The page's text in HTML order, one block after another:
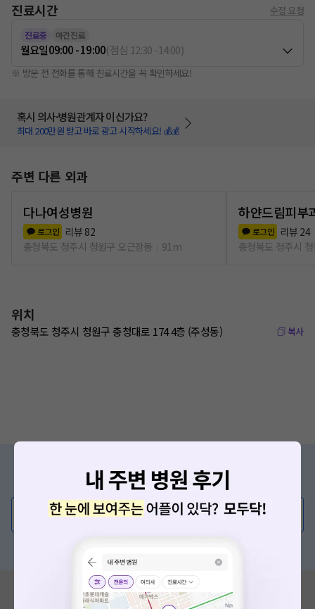
진료시간 수정 요청
진료중 야간진료
월요일09:00 - 19:00(점심 12:30-14:00)
※ 방문 전 전화를 통해 진료시간을 꼭 확인하세요!
혹시 의사·병원관계자 이신가요?
최대 200만원 받고 바로 광고 시작하세요! 💰💰
주변 다른 외과
다나여성병원
로그인 리뷰 82
충청북도 청주시 청원구 오근장동
91m
하얀드림피부
로그인 리뷰 24
충청북도 청주시
위치
충청북도 청주시 청원구 충청대로 174 4층 (주성동) 복사
증상/치료, 궁금한 점이 있나요?
의사가 직접 답해드려요!
💬 무엇이든 물어보세요
혹시 잘못된 병원정보가 있나요?
모두닥 팀에 알려주세요!